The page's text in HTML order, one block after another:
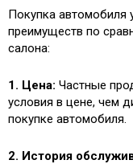
Покупка автомобиля
преимуществ по
салона:
1. Цена: Частные
условия в цене, чем
покупке автомобиля.
2. История